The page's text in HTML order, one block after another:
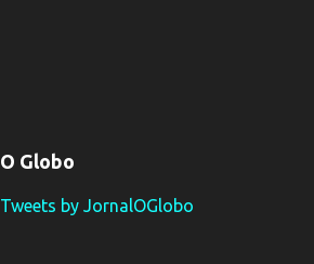
O Globo
Tweets by JornalOGlobo